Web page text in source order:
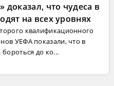
доказал, что чудеса в
на всех уровнях
квалификационного
УЕФА показали, что в
до ко...